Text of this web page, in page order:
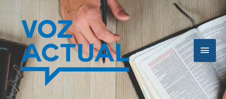
contenido